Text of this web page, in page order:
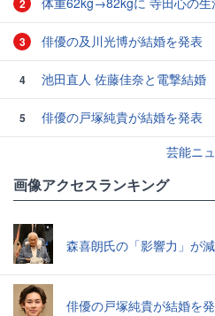
2
3 俳優の及川光博が結婚を発表
4 池田直人 佐藤佳奈と電撃結婚
5
俳優の戸塚純貴が結婚を発表
芸能ニ
画像アクセスランキング
森喜朗氏の「影響力」が
俳優の戸塚純貴が結婚を